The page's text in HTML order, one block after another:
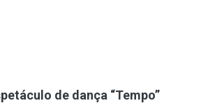
de dança “Tempo”